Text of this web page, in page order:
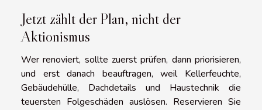
Jetzt zählt der Plan, nicht der
Aktionismus
Wer renoviert, sollte zuerst prüfen, dann priorisieren,
und erst danach beauftragen, weil Kellerfeuchte,
Gebäudehülle, Dachdetails und Haustechnik die
teuersten Folgeschäden auslösen. Reservieren Sie